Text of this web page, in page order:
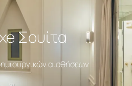
Σουίτα
αισθήσεων